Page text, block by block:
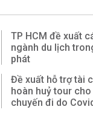
TP HCM đề xuất
ngành du lịch
phát
Đề xuất hỗ trợ tài
hoàn huỷ tour
chuyến đi do